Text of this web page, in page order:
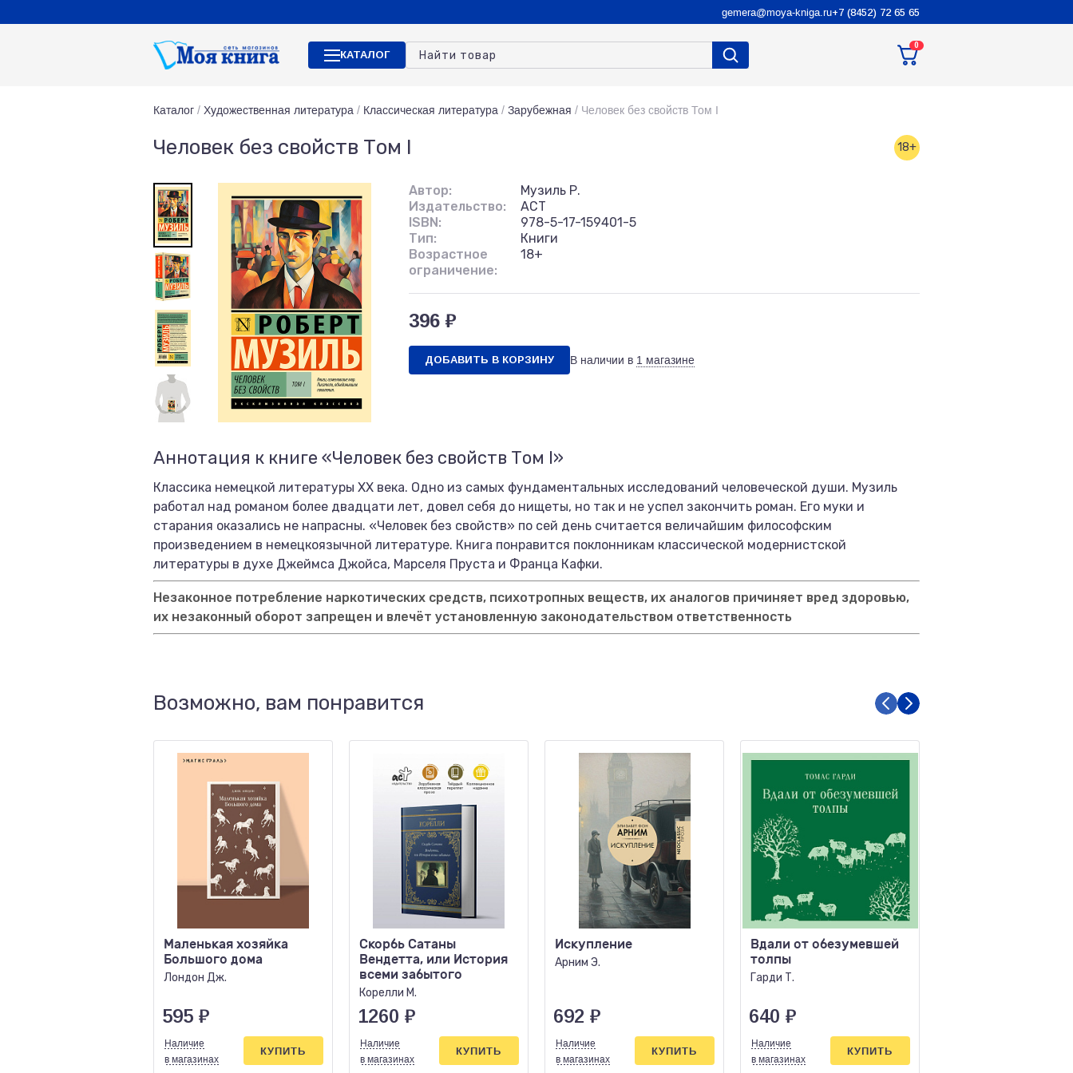
gemera@moya-kniga.ru+7 (8452) 72 65 65
КАТАЛОГ
0
Каталог / Художественная литература / Классическая литература / Зарубежная / Человек без свойств Том I
Человек без свойств Том I 18+
Автор:
Музиль Р.
Издательство:
АСТ
ISBN:
978-5-17-159401-5
Тип:
Книги
Возрастное
ограничение:
18+
396 ₽
ДОБАВИТЬ В КОРЗИНУ В наличии в 1 магазине
Аннотация к книге «Человек без свойств Том I»
Классика немецкой литературы XX века. Одно из самых фундаментальных исследований человеческой души. Музиль
работал над романом более двадцати лет, довел себя до нищеты, но так и не успел закончить роман. Его муки и
старания оказались не напрасны. «Человек без свойств» по сей день считается величайшим философским
произведением в немецкоязычной литературе. Книга понравится поклонникам классической модернистской
литературы в духе Джеймса Джойса, Марселя Пруста и Франца Кафки.
Незаконное потребление наркотических средств, психотропных веществ, их аналогов причиняет вред здоровью,
их незаконный оборот запрещен и влечёт установленную законодательством ответственность
Возможно, вам понравится
Маленькая хозяйка
Большого дома
Лондон Дж.
595 ₽
Наличие
в магазинах
КУПИТЬ
Скорбь Сатаны
Вендетта, или История
всеми забытого
Корелли М.
1260 ₽
Наличие
в магазинах
КУПИТЬ
Искупление
Арним Э.
692 ₽
Наличие
в магазинах
КУПИТЬ
Вдали от обезумевшей
толпы
Гарди Т.
640 ₽
Наличие
в магазинах
КУПИТЬ